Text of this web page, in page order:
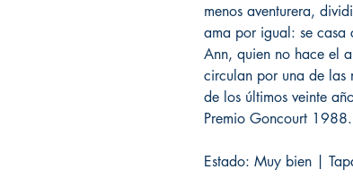
menos aventurera,
ama por igual: se
Ann, quien no hace el
circulan por una de las
de los últimos veinte
Premio Goncourt 1988.
Estado: Muy bien |